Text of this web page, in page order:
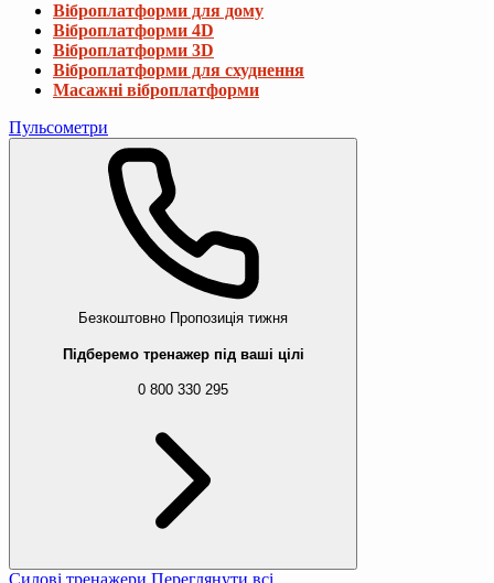
Віброплатформи для дому
Віброплатформи 4D
Віброплатформи 3D
Віброплатформи для схуднення
Масажні віброплатформи
Пульсометри
Безкоштовно Пропозиція тижня
Підберемо тренажер під ваші цілі
0 800 330 295